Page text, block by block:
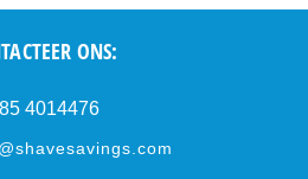
ONS:
4014476